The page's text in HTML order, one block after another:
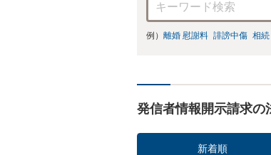
例） 離婚 慰謝料 誹謗中傷 相
発信者情報開示請求の
新着順